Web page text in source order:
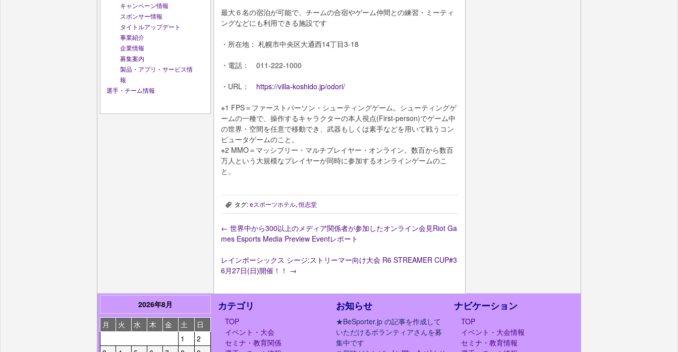
キャンペーン情報
スポンサー情報
タイトルアップデート
事業紹介
企業情報
募集案内
製品・アプリ・サービス情
報
選手・チーム情報
最大６名の宿泊が可能で、チームの合宿やゲーム仲間との練習・ミーティ
ングなどにも利用できる施設です
・所在地： 札幌市中央区大通西14丁目3-18
・電話： 011-222-1000
・URL： https://villa-koshido.jp/odori/
※1 FPS＝ファーストパーソン・シューティングゲーム。シューティングゲ
ームの一種で、操作するキャラクターの本人視点(First-person)でゲーム中
の世界・空間を任意で移動でき、武器もしくは素手などを用いて戦うコン
ピュータゲームのこと。
※2 MMO＝マッシブリー・マルチプレイヤー・オンライン。数百から数百
万人という大規模なプレイヤーが同時に参加するオンラインゲームのこ
と。
, タグ:eスポーツホテル,恒志堂
← 世界中から300以上のメディア関係者が参加したオンライン会見Riot Ga
mes Esports Media Preview Eventレポート
レインボーシックス シージ:ストリーマー向け大会 R6 STREAMER CUP#3
6月27日(日)開催！！ →
2026年8月
月
火 水 木 金 土
日
1
2
カテゴリ
TOP
イベント・大会
セミナ・教育関係
お知らせ
★BeSporter.jp の記事を作成して
いただけるボランティアさんを募
集中です
ナビケーション
TOP
イベント・大会情報
セミナ・教育情報